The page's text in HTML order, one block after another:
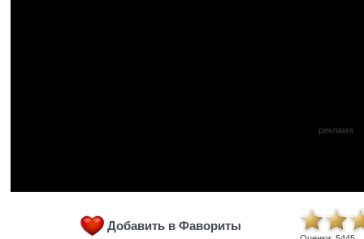
реклама
Добавить в Фавориты